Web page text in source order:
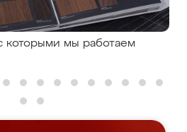
которыми мы работаем